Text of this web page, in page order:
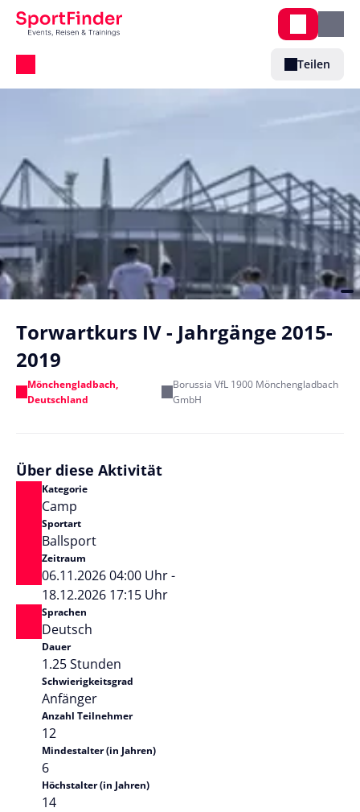
Teilen
Torwartkurs IV - Jahrgänge 2015-
2019
Mönchengladbach,
Deutschland
Borussia VfL 1900 Mönchengladbach
GmbH
Über diese Aktivität
Kategorie
Camp
Sportart
Ballsport
Zeitraum
06.11.2026 04:00 Uhr -
18.12.2026 17:15 Uhr
Sprachen
Deutsch
Dauer
1.25 Stunden
Schwierigkeitsgrad
Anfänger
Anzahl Teilnehmer
12
Mindestalter (in Jahren)
6
Höchstalter (in Jahren)
14